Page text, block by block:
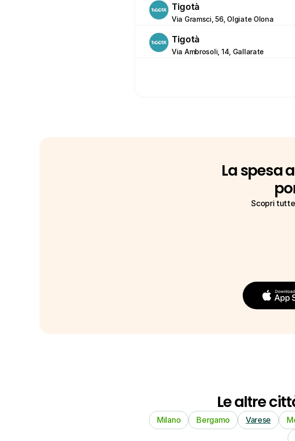
Tigotà
Via Gramsci, 56, Olgiate Olona
Tigotà
Via Ambrosoli, 14, Gallarate
La spesa
Scopri
Le altre
Milano Bergamo Varese